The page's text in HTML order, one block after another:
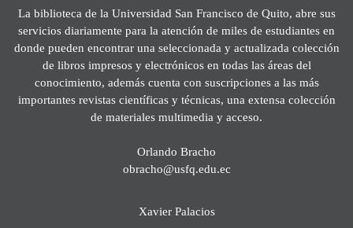
La biblioteca de la Universidad San Francisco de Quito, abre sus
servicios diariamente para la atención de miles de estudiantes en
donde pueden encontrar una seleccionada y actualizada colección
de libros impresos y electrónicos en todas las áreas del
conocimiento, además cuenta con suscripciones a las más
importantes revistas científicas y técnicas, una extensa colección
de materiales multimedia y acceso.
Orlando Bracho
obracho@usfq.edu.ec
Xavier Palacios